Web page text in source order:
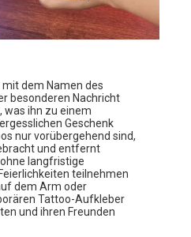
mit dem Namen des
besonderen Nachricht
was ihn zu einem
Geschenk
nur vorübergehend sind,
und entfernt
langfristige
teilnehmen
dem Arm oder
Tattoo-Aufkleber
und ihren Freunden